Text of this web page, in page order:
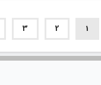
1
2
3